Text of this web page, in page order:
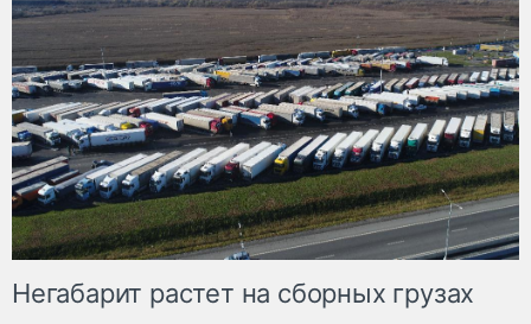
Негабарит растет на сборных грузах